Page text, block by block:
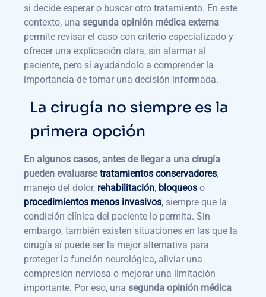
si decide esperar o buscar otro tratamiento. En este
contexto, una segunda opinión médica externa
permite revisar el caso con criterio especializado y
ofrecer una explicación clara, sin alarmar al
paciente, pero sí ayudándolo a comprender la
importancia de tomar una decisión informada.
La cirugía no siempre es la
primera opción
En algunos casos, antes de llegar a una cirugía
pueden evaluarsetratamientos conservadores,
manejo del dolor, rehabilitación, bloqueos o
procedimientos menos invasivos, siempre que la
condición clínica del paciente lo permita. Sin
embargo, también existen situaciones en las que la
cirugía sí puede ser la mejor alternativa para
proteger la función neurológica, aliviar una
compresión nerviosa o mejorar una limitación
importante. Por eso, una segunda opinión médica